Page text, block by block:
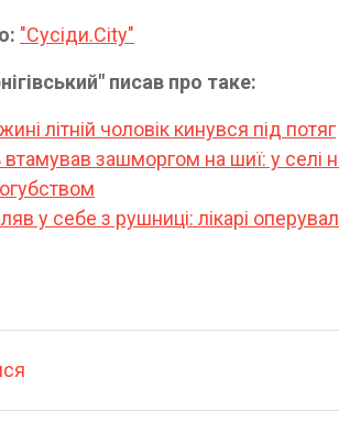
"Сусіди.Сіty"
писав про таке:
літній чоловік кинувся під потяг
втамував зашморгом на шиї: у селі
у себе з рушниці: лікарі